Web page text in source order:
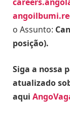
o Assunto:
posição).
Siga a nossa
atualizado
aqui